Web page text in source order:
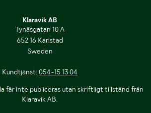
Klaravik AB
Tynäsgatan 10 A
652 16 Karlstad
Sweden
Kundtjänst: 054-15 13 04
får inte publiceras utan skriftligt tillstånd från
Klaravik AB.